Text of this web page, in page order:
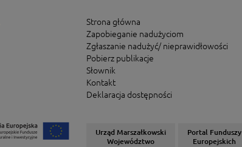
Strona główna
Zapobieganie nadużyciom
Zgłaszanie nadużyć/ nieprawidłowości
Pobierz publikacje
Słownik
Kontakt
Deklaracja dostępności
Urząd Marszałkowski
Województwo
Portal Funduszy
Europejskich